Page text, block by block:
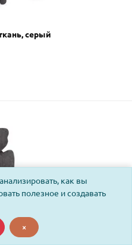
серый
как вы
полезное и создавать
×